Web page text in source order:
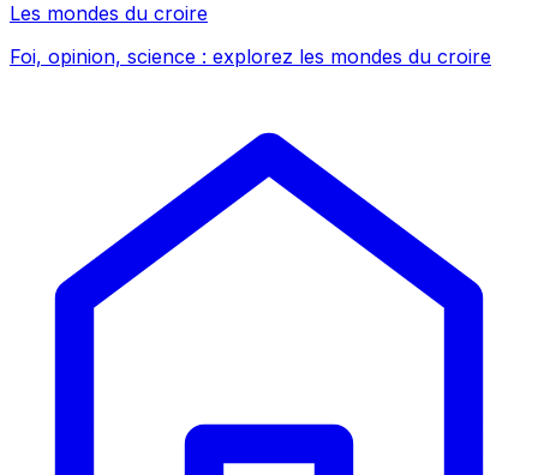
Les mondes du croire
Foi, opinion, science : explorez les mondes du croire